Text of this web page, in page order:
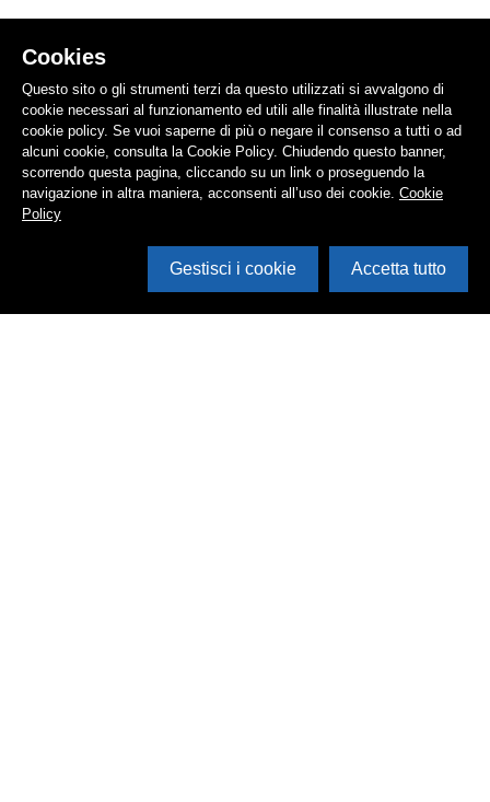
Cookies
Questo sito o gli strumenti terzi da questo utilizzati si avvalgono di
cookie necessari al funzionamento ed utili alle finalità illustrate nella
cookie policy. Se vuoi saperne di più o negare il consenso a tutti o ad
alcuni cookie, consulta la Cookie Policy. Chiudendo questo banner,
scorrendo questa pagina, cliccando su un link o proseguendo la
navigazione in altra maniera, acconsenti all’uso dei cookie. Cookie
Policy
Gestisci i cookie Accetta tutto